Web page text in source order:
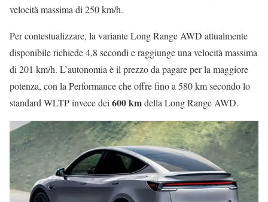
velocità massima di 250 km/h.
Per contestualizzare, la variante Long Range AWD attualmente
disponibile richiede 4,8 secondi e raggiunge una velocità massima
di 201 km/h. L’autonomia è il prezzo da pagare per la maggiore
potenza, con la Performance che offre fino a 580 km secondo lo
standard WLTP invece dei600 kmdella Long Range AWD.